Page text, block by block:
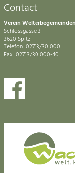
Contact
Verein
Schlossgasse 3
3620 Spitz
Telefon: 02713/30 000
Fax: 02713/30 000-40